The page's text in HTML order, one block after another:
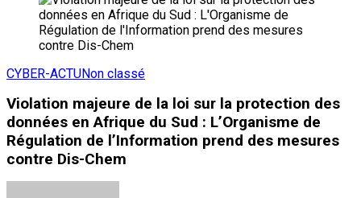
CYBER-ACTUNon classé
Violation majeure de la loi sur la protection des
données en Afrique du Sud : L’Organisme de
Régulation de l’Information prend des mesures
contre Dis-Chem